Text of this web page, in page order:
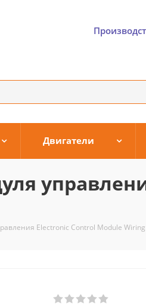
Двигатели
Electronic Control Module